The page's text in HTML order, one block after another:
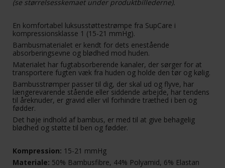
(se størrelsesskemaet under produktbillederne).
En komfortabel luksusstøttestrømpe fra SupCare i
kompressionsklasse 1 (15-21 mmHg).
Bambusmaterialet er kendt for dets enestående
absorberingsevne og blødhed mod huden.
Materialet har fugtabsorberende kanaler, der sørger for at
transportere fugten væk fra huden og holde den tør og kølig.
Bambusstrømper passer til dig, der skal ud og flyve, har
længerevarende stående eller siddende arbejde, har tendens
til åreknuder, er gravid eller vil forhindre træthed i ben og
fødder.
Det høje indhold af bambus, er med til at give behagelig
blødhed og støtte til ben og fødder.
Kompression: 15-21 mmHg
Materiale: 50% Bambusfibre, 44% Polyamid, 6% Elastan